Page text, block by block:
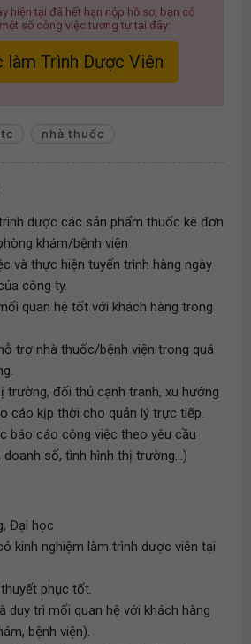
hiện tại đã hết hạn nộp hồ sơ, bạn có
số công việc tương tự tại đây:
Trình Dược Viên
nhà thuốc
dược các sản phẩm thuốc kê đơn
khám/bệnh viện
và thực hiện tuyến trình hàng ngày
công ty.
quan hệ tốt với khách hàng trong
trợ nhà thuốc/bệnh viện trong quá
trường, đối thủ cạnh tranh, xu hướng
cáo kịp thời cho quản lý trực tiếp.
báo cáo công việc theo yêu cầu
số, tình hình thị trường...)
Đại học
kinh nghiệm làm trình dược viên tại
phục tốt.
duy trì mối quan hệ với khách hàng
bệnh viện).